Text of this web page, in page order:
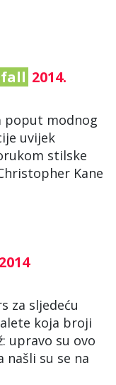
2014.
poput modnog
uvijek
stilske
Kane
2014
za sljedeću
koja broji
upravo su ovo
našli su se na